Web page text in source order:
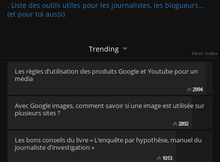
. Liste des outils utiles pour les journalistes, les blogueurs…
(et pour toi aussi)
Trending Heat Index
Les règles d’utilisation des produits Google et Youtube pour un
média
2994
Avec Google images, comment savoir si une image est utilisée sur
plusieurs sites ?
2892
Les bons conseils du livre « L’enquête par hypothèse, manuel du
journaliste d’investigation »
1013